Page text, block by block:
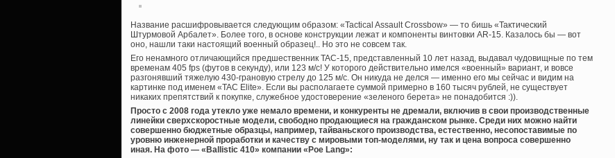
Название расшифровывается следующим образом: «Tactical Assault Crossbow» — то бишь «Тактический
Штурмовой Арбалет». Более того, в основе конструкции лежат и компоненты винтовки AR-15. Казалось бы — вот
оно, нашли таки настоящий военный образец!.. Но это не совсем так.
Его ненамного отличающийся предшественник TAC-15, представленный 10 лет назад, выдавал чудовищные по тем
временам 405 fps (футов в секунду), или 123 м/с! У которого действительно имелся «военный» вариант, и вовсе
разгонявший тяжелую 430-грановую стрелу до 125 м/с. Он никуда не делся — именно его мы сейчас и видим на
картинке под именем «TAC Elite». Если вы располагаете суммой примерно в 160 тысяч рублей, не существует
никаких препятствий к покупке, служебное удостоверение «зеленого берета» не понадобится :)).
Просто с 2008 года утекло уже немало времени, и конкуренты не дремали, включив в свои производственные
линейки сверхскоростные модели, свободно продающиеся на гражданском рынке. Среди них можно найти
совершенно бюджетные образцы, например, тайваньского производства, естественно, несопоставимые по
уровню инженерной проработки и качеству с мировыми топ-моделями, ну так и цена вопроса совершенно
иная. На фото — «Ballistic 410» компании «Poe Lang»: